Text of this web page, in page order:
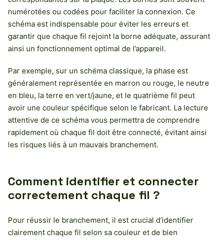
numérotées ou codées pour faciliter la connexion. Ce
schéma est indispensable pour éviter les erreurs et
garantir que chaque fil rejoint la borne adéquate, assurant
ainsi un fonctionnement optimal de l’appareil.
Par exemple, sur un schéma classique, la phase est
généralement représentée en marron ou rouge, le neutre
en bleu, la terre en vert/jaune, et le quatrième fil peut
avoir une couleur spécifique selon le fabricant. La lecture
attentive de ce schéma vous permettra de comprendre
rapidement où chaque fil doit être connecté, évitant ainsi
les risques liés à un mauvais branchement.
Comment identifier et connecter
correctement chaque fil ?
Pour réussir le branchement, il est crucial d’identifier
clairement chaque fil selon sa couleur et de bien